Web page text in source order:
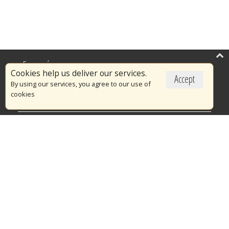
Accept
Cookies help us deliver our services.
By using our services, you agree to our use of
cookies
Επικαιρότητα
Το Πυροσβεστικό Σώμα